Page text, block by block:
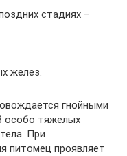
стадиях –
желез.
гнойными
особо тяжелых
При
питомец проявляет